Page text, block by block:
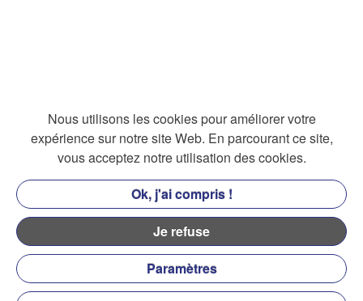
Nous utilisons les cookies pour améliorer votre
expérience sur notre site Web. En parcourant ce site,
vous acceptez notre utilisation des cookies.
Ok, j'ai compris !
Je refuse
Paramètres